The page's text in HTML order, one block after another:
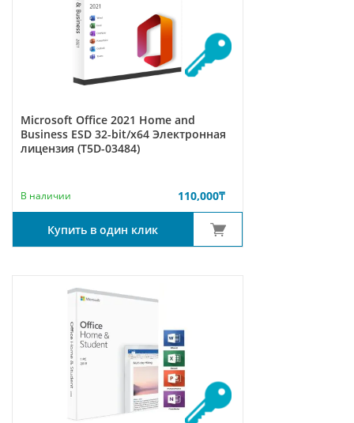
Microsoft Office 2021 Home and
Business ESD 32-bit/x64 Электронная
лицензия (T5D-03484)
В наличии 110,000₸
Купить в один клик